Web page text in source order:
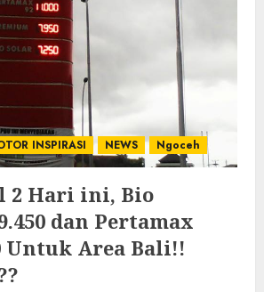
INSPIRASI NEWS Ngoceh
2 Hari ini, Bio
dan Pertamax
Untuk Area Bali!!